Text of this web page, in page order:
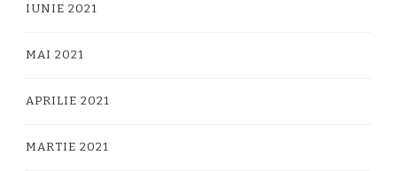
IUNIE 2021
MAI 2021
APRILIE 2021
MARTIE 2021